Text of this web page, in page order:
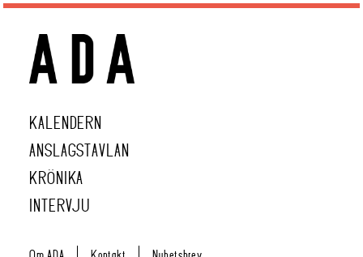
KALENDERN
ANSLAGSTAVLAN
KRÖNIKA
INTERVJU